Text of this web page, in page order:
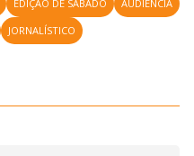
EDIÇÃO DE SÁBADO
AUDIÊNCIA
JORNALÍSTICO